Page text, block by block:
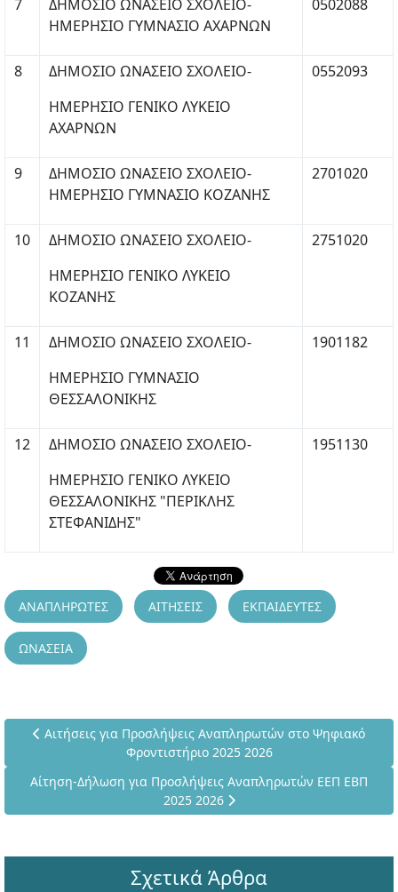
7
ΔΗΜΟΣΙΟ ΩΝΑΣΕΙΟ ΣΧΟΛΕΙΟ-
ΗΜΕΡΗΣΙΟ ΓΥΜΝΑΣΙΟ ΑΧΑΡΝΩΝ
0502088
8
ΔΗΜΟΣΙΟ ΩΝΑΣΕΙΟ ΣΧΟΛΕΙΟ-
ΗΜΕΡΗΣΙΟ ΓΕΝΙΚΟ ΛΥΚΕΙΟ
ΑΧΑΡΝΩΝ
0552093
9
ΔΗΜΟΣΙΟ ΩΝΑΣΕΙΟ ΣΧΟΛΕΙΟ-
ΗΜΕΡΗΣΙΟ ΓΥΜΝΑΣΙΟ ΚΟΖΑΝΗΣ
2701020
10
ΔΗΜΟΣΙΟ ΩΝΑΣΕΙΟ ΣΧΟΛΕΙΟ-
ΗΜΕΡΗΣΙΟ ΓΕΝΙΚΟ ΛΥΚΕΙΟ
ΚΟΖΑΝΗΣ
2751020
11
ΔΗΜΟΣΙΟ ΩΝΑΣΕΙΟ ΣΧΟΛΕΙΟ-
ΗΜΕΡΗΣΙΟ ΓΥΜΝΑΣΙΟ
ΘΕΣΣΑΛΟΝΙΚΗΣ
1901182
12
ΔΗΜΟΣΙΟ ΩΝΑΣΕΙΟ ΣΧΟΛΕΙΟ-
ΗΜΕΡΗΣΙΟ ΓΕΝΙΚΟ ΛΥΚΕΙΟ
ΘΕΣΣΑΛΟΝΙΚΗΣ "ΠΕΡΙΚΛΗΣ
ΣΤΕΦΑΝΙΔΗΣ"
1951130
ΑΝΑΠΛΗΡΩΤΕΣ ΑΙΤΗΣΕΙΣ ΕΚΠΑΙΔΕΥΤΕΣ
ΩΝΑΣΕΙΑ
Προηγούμενο άρθρο: Αιτήσεις για Προσλήψεις
Αιτήσεις για Προσλήψεις Αναπληρωτών στο Ψηφιακό
Φροντιστήριο 2025 2026
Επόμενο άρθρο: Αίτηση-Δήλωση για Προσλήψεις
Αίτηση-Δήλωση για Προσλήψεις Αναπληρωτών ΕΕΠ ΕΒΠ
2025 2026
Σχετικά Άρθρα